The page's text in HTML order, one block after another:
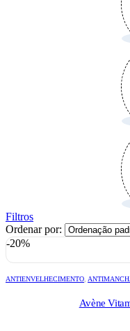
Filtros
Ordenar por:
-20%
ANTIENVELHECIMENTO
Avène